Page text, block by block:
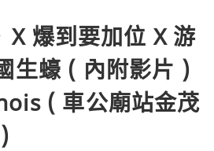
X 爆到要加位 X 游
生蠔 ( 內附影片 )
( 車公廟站金茂